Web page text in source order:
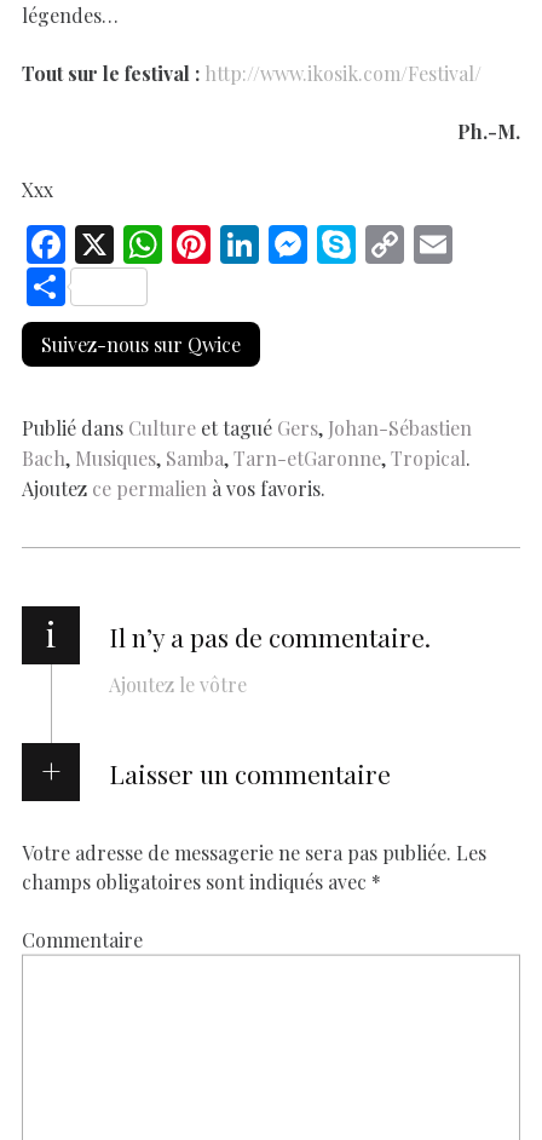
légendes…
Tout sur le festival : http://www.ikosik.com/Festival/
Ph.-M.
Xxx
F
ac
e
b
o
k
X W
at
s
p
p
Pi
er
es
Li
k
e
n
M
er
S C
n
k
S
h
ar
Suivez-nous sur Qwice
Publié dans Culture et tagué Gers, Johan-Sébastien
Bach, Musiques, Samba,Tarn-etGaronne,Tropical.
Ajoutez ce permalien à vos favoris.
i Il n’y a pas de commentaire.
Ajoutez le vôtre
Laisser un commentaire
Votre adresse de messagerie ne sera pas publiée. Les
champs obligatoires sont indiqués avec *
Commentaire